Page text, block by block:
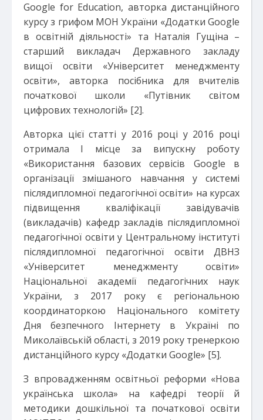
Google for Education, авторка дистанційного
курсу з грифом МОН України «Додатки Google
в освітній діяльності» та Наталія Гущіна –
старший викладач Державного закладу
вищої освіти «Університет менеджменту
освіти», авторка посібника для вчителів
початкової школи «Путівник світом
цифрових технологій» [2].
Авторка цієї статті у 2016 році у 2016 році
отримала І місце за випускну роботу
«Використання базових сервісів Google в
організації змішаного навчання у системі
післядипломної педагогічної освіти» на курсах
підвищення кваліфікації завідувачів
(викладачів) кафедр закладів післядипломної
педагогічної освіти у Центральному інституті
післядипломної педагогічної освіти ДВНЗ
«Університет менеджменту освіти»
Національної академії педагогічних наук
України, з 2017 року є регіональною
координаторкою Національного комітету
Дня безпечного Інтернету в Україні по
Миколаївській області, з 2019 року тренеркою
дистанційного курсу «Додатки Google» [5].
З впровадженням освітньої реформи «Нова
українська школа» на кафедрі теорії й
методики дошкільної та початкової освіти